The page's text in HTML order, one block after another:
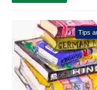
Tips